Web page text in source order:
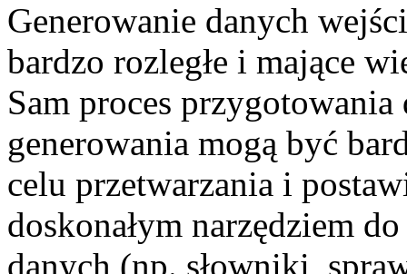
Generowanie danych
bardzo rozległe i mające
Sam proces
generowania mogą być
celu przetwarzania i
doskonałym narzędziem
danych (np. słowniki,